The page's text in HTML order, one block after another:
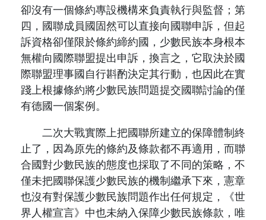
卻沒有一個條約專設機構來負責執行與監督；第
四，國聯成員國固然可以直接向國聯申訴，但起
訴資格卻僅限於條約締約國，少數民族本身根本
無權向國際聯盟提出申訴，換言之，它取決於國
際聯盟理事國自行斟酌決定其行動，也因此在實
踐上根據條約將少數民族問題提交國聯討論的僅
有德國一個案例。
二次大戰實際上把國聯所建立的保障體制終
止了，因為原先的條約及條款都不再適用，而聯
合國對少數民族的態度也採取了不同的策略，不
僅未把國聯保護少數民族的機制繼承下來，憲章
也沒有對保護少數民族問題作出任何規定，《世
界人權宣言》中也未納入保障少數民族條款，唯